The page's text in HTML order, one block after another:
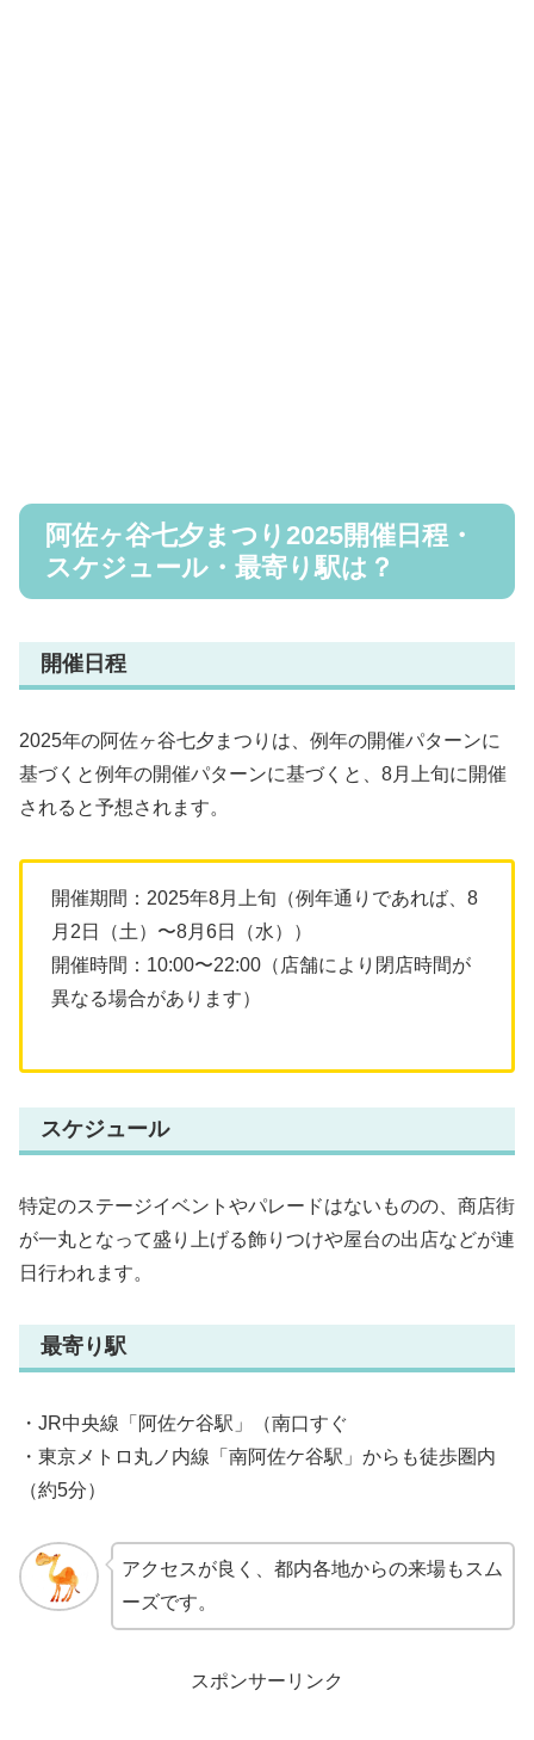
阿佐ヶ谷七夕まつり2025開催日程・
スケジュール・最寄り駅は？
開催日程
2025年の阿佐ヶ谷七夕まつりは、例年の開催パターンに
基づくと例年の開催パターンに基づくと、8月上旬に開催
されると予想されます。
開催期間：2025年8月上旬（例年通りであれば、8
月2日（土）〜8月6日（水））
開催時間：10:00〜22:00（店舗により閉店時間が
異なる場合があります）
スケジュール
特定のステージイベントやパレードはないものの、商店街
が一丸となって盛り上げる飾りつけや屋台の出店などが連
日行われます。
最寄り駅
・JR中央線「阿佐ケ谷駅」（南口すぐ
・東京メトロ丸ノ内線「南阿佐ケ谷駅」からも徒歩圏内
（約5分）
アクセスが良く、都内各地からの来場もスム
ーズです。
スポンサーリンク